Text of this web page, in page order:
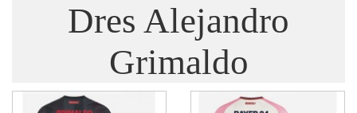
Dres Alejandro
Grimaldo